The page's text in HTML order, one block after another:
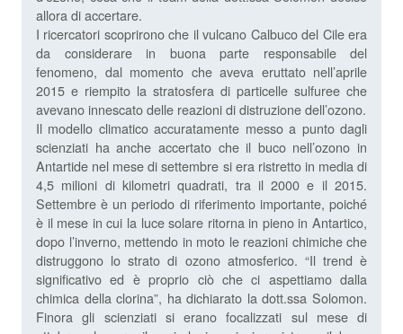
allora di accertare.
I ricercatori scoprirono che il vulcano Calbuco del Cile era
da considerare in buona parte responsabile del
fenomeno, dal momento che aveva eruttato nell’aprile
2015 e riempito la stratosfera di particelle sulfuree che
avevano innescato delle reazioni di distruzione dell’ozono.
Il modello climatico accuratamente messo a punto dagli
scienziati ha anche accertato che il buco nell’ozono in
Antartide nel mese di settembre si era ristretto in media di
4,5 milioni di kilometri quadrati, tra il 2000 e il 2015.
Settembre è un periodo di riferimento importante, poiché
è il mese in cui la luce solare ritorna in pieno in Antartico,
dopo l’inverno, mettendo in moto le reazioni chimiche che
distruggono lo strato di ozono atmosferico. “Il trend è
significativo ed è proprio ciò che ci aspettiamo dalla
chimica della clorina”, ha dichiarato la dott.ssa Solomon.
Finora gli scienziati si erano focalizzati sul mese di